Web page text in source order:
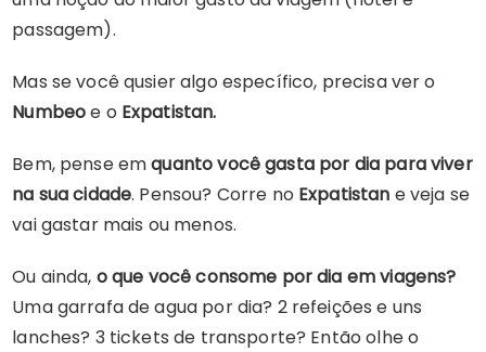
passagem).
Mas se você qusier algo específico, precisa ver o
Numbeoe o Expatistan.
Bem, pense emquanto você gasta por dia para viver
na sua cidade. Pensou? Corre no Expatistan e veja se
vai gastar mais ou menos.
Ou ainda, o que você consome por dia em viagens?
Uma garrafa de agua por dia? 2 refeições e uns
lanches? 3 tickets de transporte? Então olhe o